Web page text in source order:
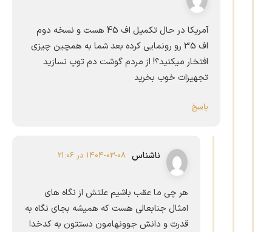
آمریکا در حال تکمیل اف 45 هست و نسخه دوم
اف 35 رو رونمایی کرده بعد شما به همچین چیزی
افتخار میکنید؟! از مردم گوشت دم توپ نسازید
تجهیزات خوب بخرید
پاسخ
ناشناس 1404-03-08 در 21:06
هر چی ما عقب باشیم علتش از نگاه های
امثال جنابعالی هست که همیشه بجای نگاه به
قدرت و دانش جوونهامون دستتون به کدخدا